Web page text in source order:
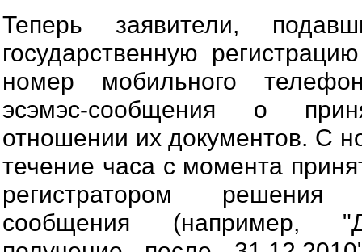
Теперь заявители,
государственную
номер мобильного
эсэмэс-сообщения о
отношении их документов. С
течение часа с момента
регистратором решения
сообщения (например,